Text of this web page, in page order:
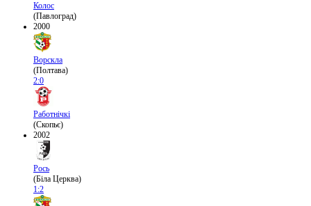
Колос
(Павлоград)
2000
Ворскла
(Полтава)
2:0
Работнічкі
(Скопьє)
2002
Рось
(Біла Церква)
1:2